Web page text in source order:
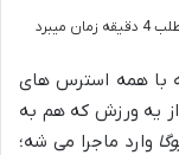
میبرد
با همه استرس های
از یه ورزش که هم به
وارد ماجرا می شه؛